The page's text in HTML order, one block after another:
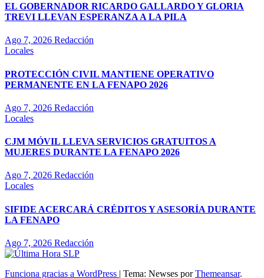
EL GOBERNADOR RICARDO GALLARDO Y GLORIA
TREVI LLEVAN ESPERANZA A LA PILA
Ago 7, 2026 Redacción
Locales
PROTECCIÓN CIVIL MANTIENE OPERATIVO
PERMANENTE EN LA FENAPO 2026
Ago 7, 2026 Redacción
Locales
CJM MÓVIL LLEVA SERVICIOS GRATUITOS A
MUJERES DURANTE LA FENAPO 2026
Ago 7, 2026 Redacción
Locales
SIFIDE ACERCARÁ CRÉDITOS Y ASESORÍA DURANTE
LA FENAPO
Ago 7, 2026 Redacción
Funciona gracias a WordPress | Tema: Newses porThemeansar.